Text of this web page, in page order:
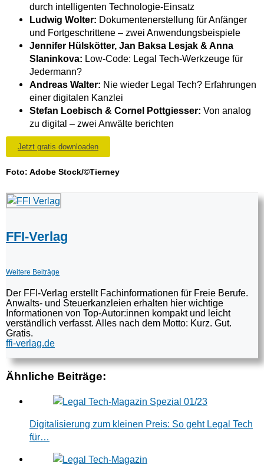
durch intelligenten Technologie-Einsatz
Ludwig Wolter: Dokumentenerstellung für Anfänger
und Fortgeschrittene – zwei Anwendungsbeispiele
Jennifer Hülskötter, Jan Baksa Lesjak & Anna
Slaninkova: Low-Code: Legal Tech-Werkzeuge für
Jedermann?
Andreas Walter: Nie wieder Legal Tech? Erfahrungen
einer digitalen Kanzlei
Stefan Loebisch & Cornel Pottgiesser: Von analog
zu digital – zwei Anwälte berichten
Jetzt gratis downloaden
Foto: Adobe Stock/©Tierney
FFI-Verlag
Weitere Beiträge
Der FFI-Verlag erstellt Fachinformationen für Freie Berufe.
Anwalts- und Steuerkanzleien erhalten hier wichtige
Informationen von Top-Autor:innen kompakt und leicht
verständlich verfasst. Alles nach dem Motto: Kurz. Gut.
Gratis.
ffi-verlag.de
Ähnliche Beiträge:
Digitalisierung zum kleinen Preis: So geht Legal Tech
für…